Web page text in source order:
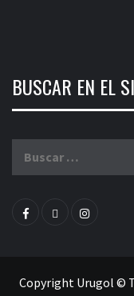
BUSCAR EN EL
facebooktwitterinstagram
Copyright Urugol ©